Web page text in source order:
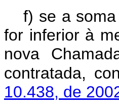
f) se a
for inferior à
nova
contratada,
10.438, de